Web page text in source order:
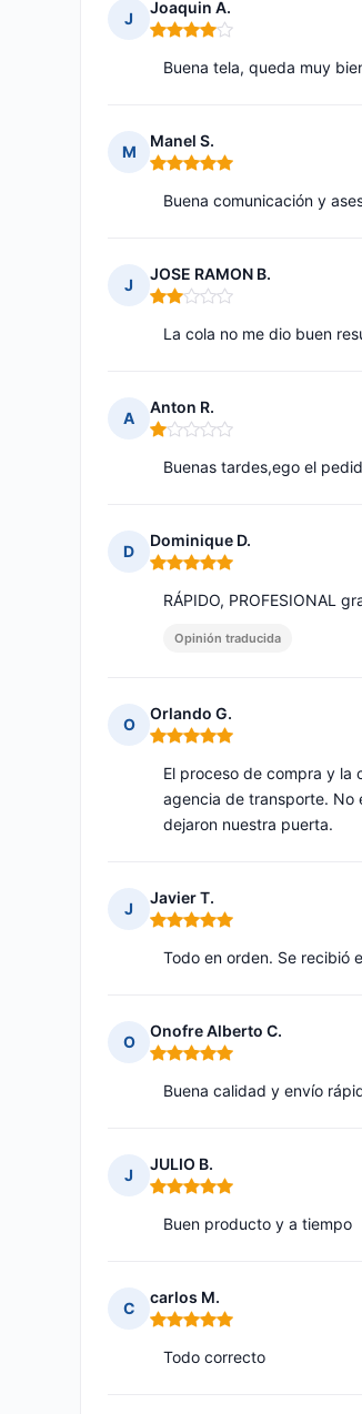
J
Joaquin A.
Nota: 4 de 5
Buena tela, queda muy
M
Manel S.
Nota: 5 de 5
Buena comunicación y
J
JOSE RAMON B.
Nota: 2 de 5
La cola no me dio buen
A
Anton R.
Nota: 1 de 5
Buenas tardes,ego el
D
Dominique D.
Nota: 5 de 5
RÁPIDO, PROFESIONAL
Opinión traducida
O
Orlando G.
Nota: 5 de 5
El proceso de compra y la
agencia de transporte. No
dejaron nuestra puerta.
J
Javier T.
Nota: 5 de 5
Todo en orden. Se recibió
O
Onofre Alberto C.
Nota: 5 de 5
Buena calidad y envío
J
JULIO B.
Nota: 5 de 5
Buen producto y a tiempo
C
carlos M.
Nota: 5 de 5
Todo correcto